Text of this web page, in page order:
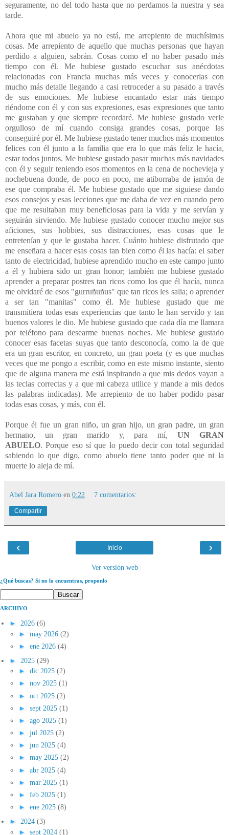
seguramente, no del todo hasta que no perdamos la nuestra y sea
tarde.
Ahora que mi abuelo ya no está, me arrepiento de muchísimas
cosas. Me arrepiento de aquello que muchas personas que hayan
perdido a alguien, sabrán. Cosas como el no haber pasado más
tiempo con él. Me hubiese gustado escuchar sus anécdotas
relacionadas con Francia muchas más veces y conocerlas con
mucho más detalle llegando a casi retroceder a su pasado a través
de sus emociones. Me hubiese encantado estar más tiempo
riéndome con él y con sus expresiones, esas expresiones que tanto
me gustaban y que siempre recordaré. Me hubiese gustado verle
orgulloso de mí cuando consiga grandes cosas, porque las
conseguiré por él. Me hubiese gustado tener muchos más momentos
felices con él junto a la familia que era lo que más feliz le hacía,
estar todos juntos. Me hubiese gustado pasar muchas más navidades
con él y seguir teniendo esos momentos en la cena de nochevieja y
nochebuena donde, de poco en poco, me atiborraba de jamón de
ese que compraba él. Me hubiese gustado que me siguiese dando
esos consejos y esas lecciones que me daba de vez en cuando pero
que me resultaban muy beneficiosas para la vida y me servían y
seguirán sirviendo. Me hubiese gustado conocer mucho mejor sus
aficiones, sus hobbies, sus distracciones, esas cosas que le
entretenían y que le gustaba hacer. Cuánto hubiese disfrutado que
me enseñara a hacer esas cosas tan bien como él las hacía: el saber
tanto de electricidad, hubiese aprendido mucho en este campo junto
a él y hubiera sido un gran honor; también me hubiese gustado
aprender a preparar postres tan ricos como los que él hacía, nunca
me olvidaré de esos "gurruñuñus" que tan ricos les salia; o aprender
a ser tan "manitas" como él. Me hubiese gustado que me
transmitiera todas esas experiencias que tanto le han servido y tan
buenos valores le dio. Me hubiese gustado que cada día me llamara
por teléfono para desearme buenas noches. Me hubiese gustado
conocer esas facetas suyas que tanto desconocía, como la de que
era un gran escritor, en concreto, un gran poeta (y es que muchas
veces que me pongo a escribir, como en este mismo instante, siento
que de alguna manera me está inspirando a que mis dedos vayan a
las teclas correctas y a que mi cabeza utilice y mande a mis dedos
las palabras indicadas). Me arrepiento de no haber podido pasar
todas esas cosas, y más, con él.
Porque él fue un gran niño, un gran hijo, un gran padre, un gran
hermano, un gran marido y, para mí,UN GRAN
ABUELO. Porque eso sí que lo puedo decir con total seguridad
sabiendo lo que digo, como abuelo tiene tanto poder que ni la
muerte lo aleja de mí.
Abel Jara Romero en 0:22 7 comentarios:
Compartir
‹ ›
Inicio
Ver versión web
¿Qué buscas? Si no lo encuentras, proponlo
ARCHIVO
► 2026 (6)
► may 2026 (2)
► ene 2026 (4)
► 2025 (29)
► dic 2025 (2)
► nov 2025 (1)
► oct 2025 (2)
► sept 2025 (1)
► ago 2025 (1)
► jul 2025 (2)
► jun 2025 (4)
► may 2025 (2)
► abr 2025 (4)
► mar 2025 (1)
► feb 2025 (1)
► ene 2025 (8)
► 2024 (3)
► sept 2024 (1)